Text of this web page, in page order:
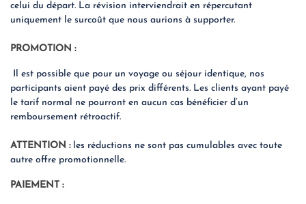
celui du départ. La révision interviendrait en répercutant
uniquement le surcoût que nous aurions à supporter.
PROMOTION :
Il est possible que pour un voyage ou séjour identique, nos
participants aient payé des prix différents. Les clients ayant payé
le tarif normal ne pourront en aucun cas bénéficier d’un
remboursement rétroactif.
ATTENTION :les réductions ne sont pas cumulables avec toute
autre offre promotionnelle.
PAIEMENT :